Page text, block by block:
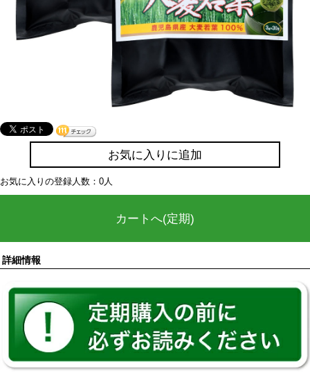
お気に入りに追加
お気に入りの登録人数：0人
カートへ(定期)
詳細情報